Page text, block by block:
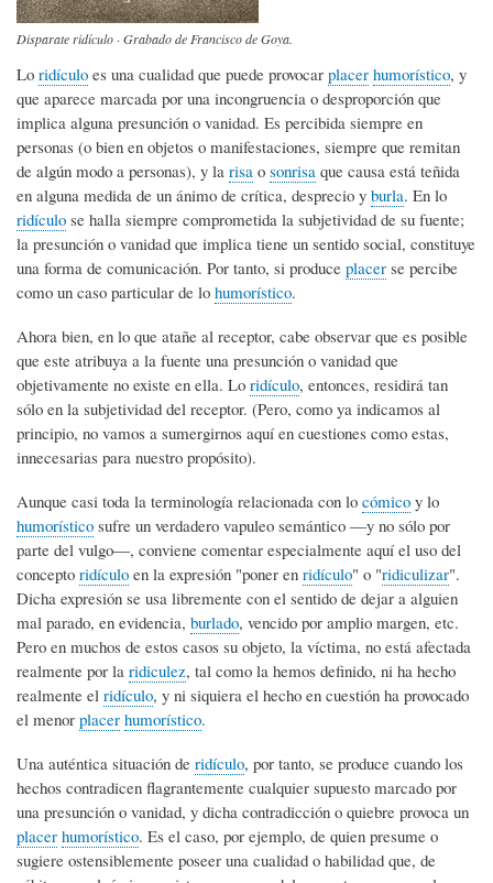
Disparate ridículo · Grabado de Francisco de Goya.
Lo ridículo es una cualidad que puede provocar placer humorístico, y
que aparece marcada por una incongruencia o desproporción que
implica alguna presunción o vanidad. Es percibida siempre en
personas (o bien en objetos o manifestaciones, siempre que remitan
de algún modo a personas), y la risa o sonrisa que causa está teñida
en alguna medida de un ánimo de crítica, desprecio y burla. En lo
ridículo se halla siempre comprometida la subjetividad de su fuente;
la presunción o vanidad que implica tiene un sentido social, constituye
una forma de comunicación. Por tanto, si produce placer se percibe
como un caso particular de lo humorístico.
Ahora bien, en lo que atañe al receptor, cabe observar que es posible
que este atribuya a la fuente una presunción o vanidad que
objetivamente no existe en ella. Lo ridículo, entonces, residirá tan
sólo en la subjetividad del receptor. (Pero, como ya indicamos al
principio, no vamos a sumergirnos aquí en cuestiones como estas,
innecesarias para nuestro propósito).
Aunque casi toda la terminología relacionada con lo cómico y lo
humorístico sufre un verdadero vapuleo semántico ―y no sólo por
parte del vulgo―, conviene comentar especialmente aquí el uso del
concepto ridículo en la expresión "poner en ridículo" o "ridiculizar".
Dicha expresión se usa libremente con el sentido de dejar a alguien
mal parado, en evidencia, burlado, vencido por amplio margen, etc.
Pero en muchos de estos casos su objeto, la víctima, no está afectada
realmente por la ridiculez, tal como la hemos definido, ni ha hecho
realmente el ridículo, y ni siquiera el hecho en cuestión ha provocado
el menor placer humorístico.
Una auténtica situación de ridículo, por tanto, se produce cuando los
hechos contradicen flagrantemente cualquier supuesto marcado por
una presunción o vanidad, y dicha contradicción o quiebre provoca un
placer humorístico. Es el caso, por ejemplo, de quien presume o
sugiere ostensiblemente poseer una cualidad o habilidad que, de